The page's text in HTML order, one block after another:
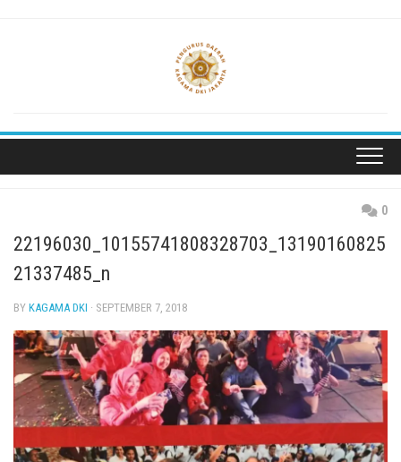
0
22196030_10155741808328703_13190160825
21337485_n
BY KAGAMA DKI · SEPTEMBER 7, 2018